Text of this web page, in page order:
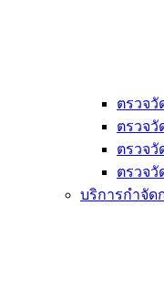
ตรวจ
ตรวจ
ตรวจ
ตรวจ
บริการกำจัด